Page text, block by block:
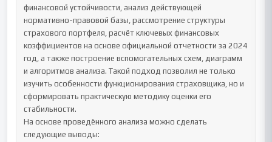
финансовой устойчивости, анализ действующей
нормативно-правовой базы, рассмотрение структуры
страхового портфеля, расчёт ключевых финансовых
коэффициентов на основе официальной отчетности за 2024
год, а также построение вспомогательных схем, диаграмм
и алгоритмов анализа. Такой подход позволил не только
изучить особенности функционирования страховщика, но и
сформировать практическую методику оценки его
стабильности.
На основе проведённого анализа можно сделать
следующие выводы: